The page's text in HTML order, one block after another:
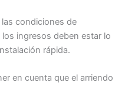
condiciones de
ingresos deben estar lo
rápida.
en cuenta que el arriendo